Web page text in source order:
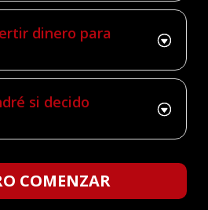
dinero para
si decido
COMENZAR